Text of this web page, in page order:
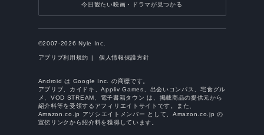
今日観たい映画・ドラマが見つかる
©2007-2026 Nyle Inc.
アプリブ利用規約 個人情報保護方針
Android は Google Inc. の商標です。
アプリブ、カイドキ、Appliv Games、出会いコンパス、宅食グル
メ、VOD STREAM、電子書籍タウン は、掲載商品の提供元から
紹介料等を受領するアフィリエイトサイトです。また、
Amazon.co.jp アソシエイトメンバー として、Amazon.co.jp の
宣伝リンクから紹介料を獲得しています。